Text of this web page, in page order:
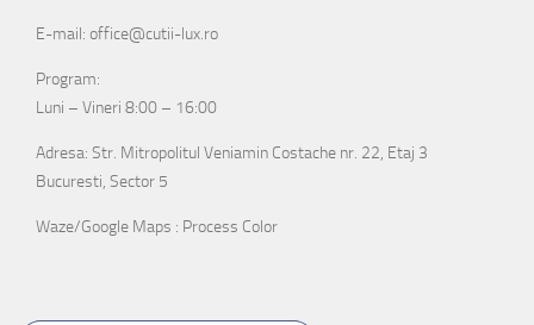
E-mail: office@cutii-lux.ro
Program:
Luni – Vineri 8:00 – 16:00
Adresa: Str. Mitropolitul Veniamin Costache nr. 22, Etaj 3
Bucuresti, Sector 5
Waze/Google Maps : Process Color